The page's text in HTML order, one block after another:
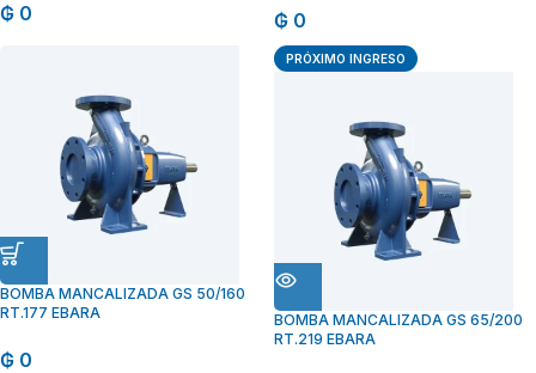
₲ 0 ₲ 0
BOMBA MANCALIZADA GS 50/160
RT.177 EBARA
₲ 0
PRÓXIMO INGRESO
BOMBA MANCALIZADA GS 65/200
RT.219 EBARA